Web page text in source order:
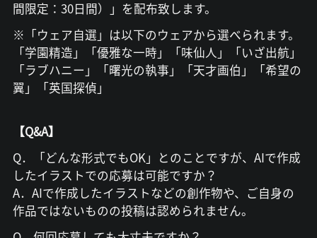
間限定：30日間）」を配布致します。
※「ウェア自選」は以下のウェアから選べられます。
「学園精造」「優雅な一時」「味仙人」「いざ出航」
「ラブハニー」「曙光の執事」「天才画伯」「希望の
翼」「英国探偵」
【Q&A】
Q．「どんな形式でもOK」とのことですが、AIで作成
したイラストでの応募は可能ですか？
A．AIで作成したイラストなどの創作物や、ご自身の
作品ではないものの投稿は認められません。